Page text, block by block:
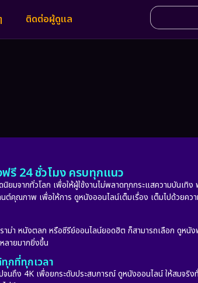
ติดต่อผู้ดูแล
รี 24 ชั่วโมง ครบทุกแนว
จากทั่วโลก เพื่อให้ผู้ใช้งานไม่พลาดทุกกระแสความบันเทิ
ต์คุณภาพ เพื่อให้การ ดูหนังออนไลน์เต็มเรื่อง เต็มไปด้วยคว
ม่า หนังตลก หรือซีรีย์ออนไลน์ยอดฮิต ก็สามารถเลือก ดูหนั
ลายมากยิ่งขึ้น
กที่ทุกเวลา
ถึง 4K เพื่อยกระดับประสบการณ์ ดูหนังออนไลน์ ให้สมจริง